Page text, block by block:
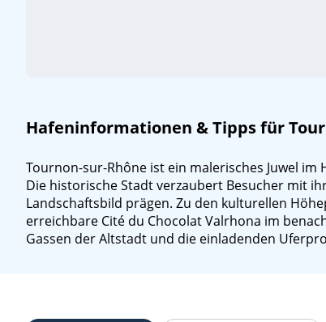
Hafeninformationen & Tipps für
Tournon-sur-Rhône ist ein malerisches Juwel
Die historische Stadt verzaubert Besucher mit
Landschaftsbild prägen. Zu den kulturellen
erreichbare Cité du Chocolat Valrhona im
Gassen der Altstadt und die einladenden